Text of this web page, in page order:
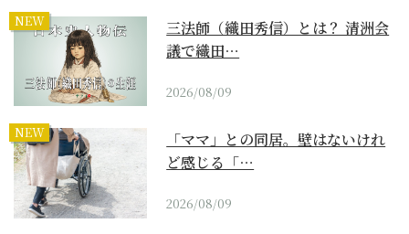
NEW
三法師（織田秀信）とは？ 清洲会
議で織田…
2026/08/09
NEW
「ママ」との同居。壁はないけれ
ど感じる「…
2026/08/09